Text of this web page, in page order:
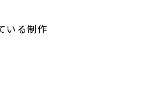
いる制作